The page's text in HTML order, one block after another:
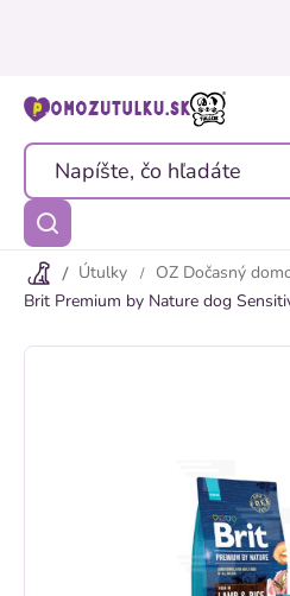
Útulky
OZ Dočasný
Brit Premium by Nature dog